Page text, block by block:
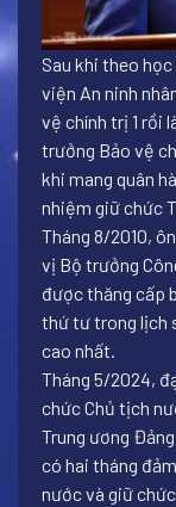
Sau khi theo
viện An ninh
vệ chính trị 1 rồi
trưởng Bảo vệ
khi mang quân
nhiệm giữ chức
Tháng 8/2010,
vị Bộ trưởng
được thăng cấp
thứ tư trong lịch
cao nhất.
Tháng 5/2024,
chức Chủ tịch
Trung ương
có hai tháng
nước và giữ